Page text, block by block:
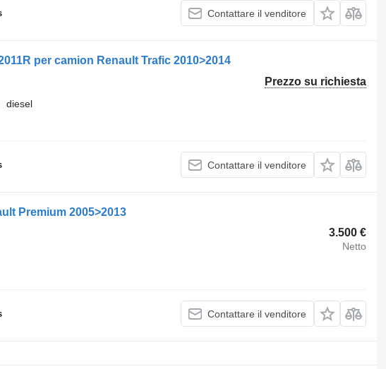
Contattare il venditore
per camion Renault Trafic 2010>2014
Prezzo su richiesta
diesel
Contattare il venditore
Premium 2005>2013
3.500 €
Netto
Contattare il venditore